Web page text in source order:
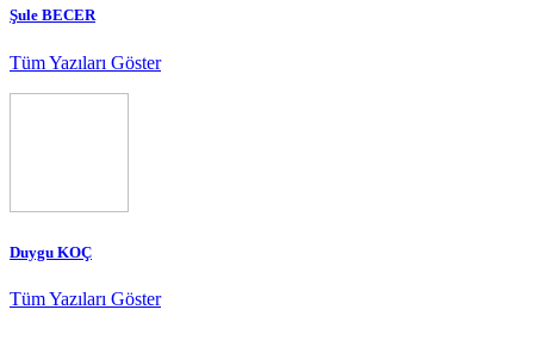
Şule BECER
Tüm Yazıları Göster
Duygu KOÇ
Tüm Yazıları Göster